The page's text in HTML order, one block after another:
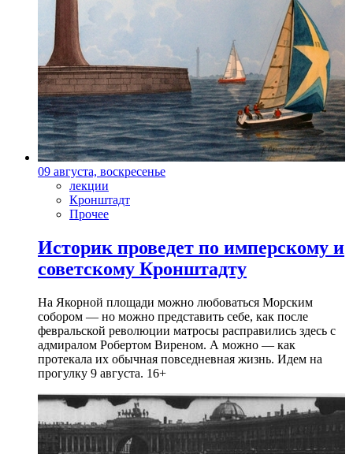
09 августа, воскресенье
лекции
Кронштадт
Прочее
Историк проведет по имперскому и
советскому Кронштадту
На Якорной площади можно любоваться Морским
собором — но можно представить себе, как после
февральской революции матросы расправились здесь с
адмиралом Робертом Виреном. А можно — как
протекала их обычная повседневная жизнь. Идем на
прогулку 9 августа. 16+